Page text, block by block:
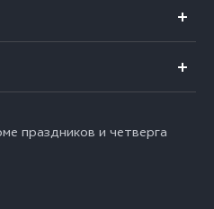
праздников и четверга